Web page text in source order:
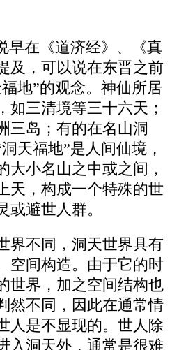
早在《道济经》、《真
及，可以说在东晋之前
地”的观念。神仙所居
如三清境等三十六天；
三岛；有的在名山洞
天福地”是人间仙境，
大小名山之中或之间，
天，构成一个特殊的世
或避世人群。
界不同，洞天世界具有
空间构造。由于它的时
世界，加之空间结构也
然不同，因此在通常情
人是不显现的。世人除
入洞天外，通常是很难